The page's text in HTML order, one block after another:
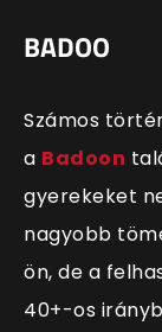
BADOO
Számos
a Badoon
gyerekeket
nagyobb
ön, de a
40+-os